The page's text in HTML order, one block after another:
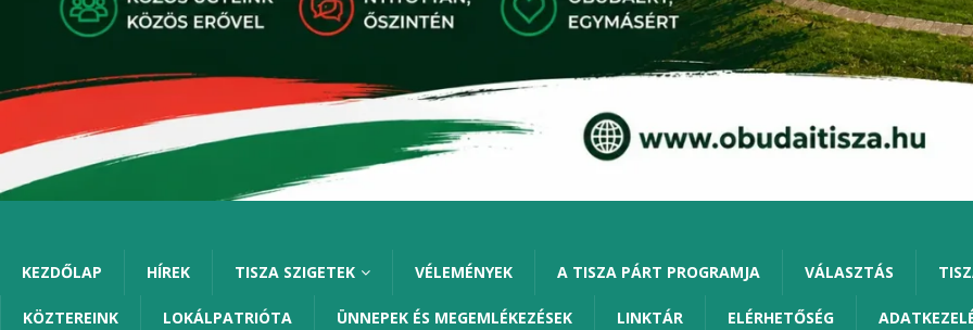
KEZDŐLAP HÍREK TISZA SZIGETEK VÉLEMÉNYEK A TISZA PÁRT PROGRAMJA VÁLASZTÁS
KÖZTEREINK LOKÁLPATRIÓTA ÜNNEPEK ÉS MEGEMLÉKEZÉSEK LINKTÁR ELÉRHETŐSÉG